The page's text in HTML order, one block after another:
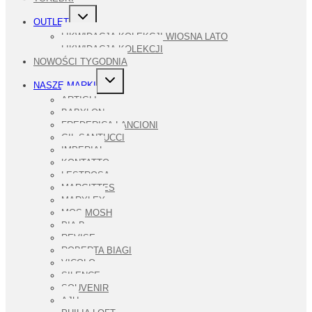
OUTLET
PRZEŁĄCZ
MENU
PODRZĘDNE
LIKWIDACJA KOLEKCJI WIOSNA LATO
LIKWIDACJA KOLEKCJI
NOWOŚCI TYGODNIA
NASZE MARKI
PRZEŁĄCZ
ARTIGLI
BABYLON
FREDERICA LANCIONI
GIL SANTUCCI
IMPERIAL
KONTATTO
LESTROSA
MARGITTES
MARYLEY
MOS MOSH
PIA B
REVISE
ROBERTA BIAGI
VICOLO
SILENCE
SOUVENIR
AJU